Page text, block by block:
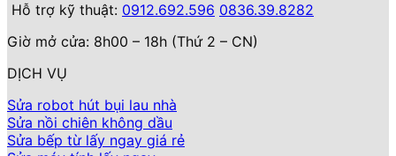
Hỗ trợ kỹ thuật: 0912.692.596 0836.39.8282
Giờ mở cửa: 8h00 – 18h (Thứ 2 – CN)
DỊCH VỤ
Sửa robot hút bụi lau nhà
Sửa nồi chiên không dầu
Sửa bếp từ lấy ngay giá rẻ